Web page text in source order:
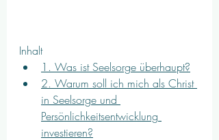
Inhalt
1. Was ist Seelsorge überhaupt?
2. Warum soll ich mich als Christ
in Seelsorge und
Persönlichkeitsentwicklung
investieren?